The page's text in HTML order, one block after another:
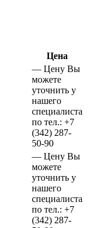
Цена
— Цену Вы
можете
уточнить у
нашего
специалиста
по тел.: +7
(342) 287-
50-90
— Цену Вы
можете
уточнить у
нашего
специалиста
по тел.: +7
(342) 287-